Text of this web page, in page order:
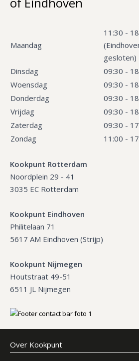
Maandag
11:30 -
gesloten)
Dinsdag
09:30 -
Woensdag
09:30 -
Donderdag
09:30 -
Vrijdag
09:30 -
Zaterdag
09:30 -
Zondag
11:00 -
Kookpunt Rotterdam
Noordplein 29 - 41
3035 EC Rotterdam
Kookpunt Eindhoven
Philitelaan 71
5617 AM Eindhoven (Strijp)
Kookpunt Nijmegen
Houtstraat 49-51
6511 JL Nijmegen
Over Kookpunt